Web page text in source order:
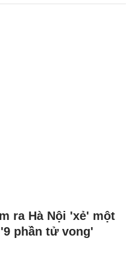
ra Hà Nội 'xẻ' một
phần tử vong'